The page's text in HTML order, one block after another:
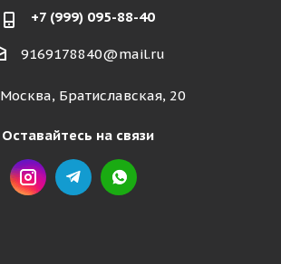
+7 (999) 095-88-40
9169178840@mail.ru
Москва, Братиславская, 20
Оставайтесь на связи